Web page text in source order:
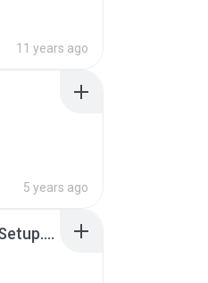
11 years ago
5 years ago
01-Template (dwt) File and Model Setup.swf